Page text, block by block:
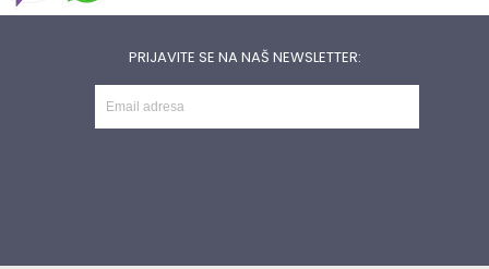
PRIJAVITE SE NA NAŠ NEWSLETTER: